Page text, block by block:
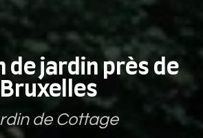
de jardin près de
Bruxelles
de Cottage